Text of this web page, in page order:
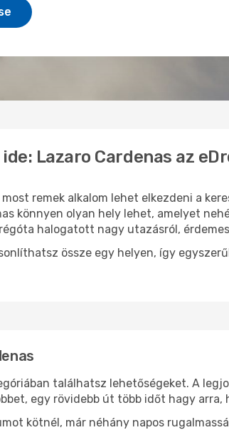
Lazaro Cardenas az
most remek alkalom lehet elkezdeni a
könnyen olyan hely lehet, amelyet
halogatott nagy utazásról,
össze egy helyen, így
találhatsz lehetőségeket. A
egy rövidebb út több időt hagy
kötnél, már néhány napos